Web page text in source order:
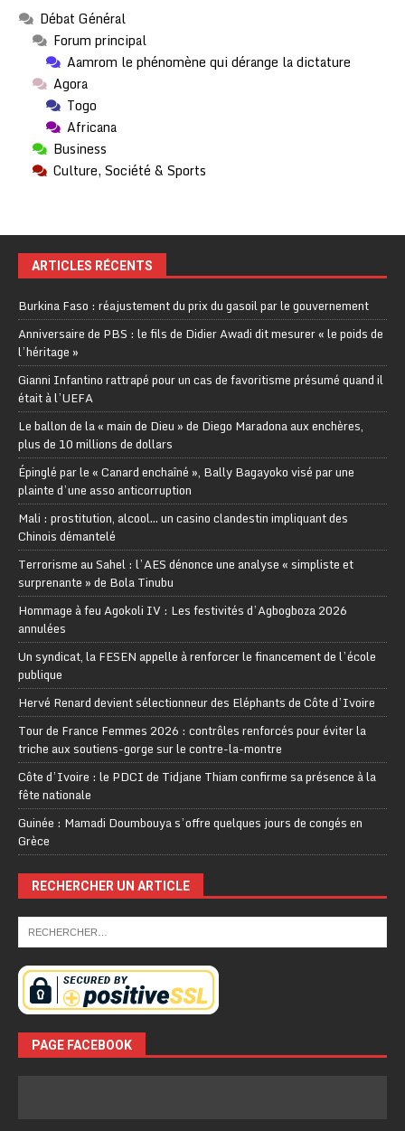
Débat Général
Forum principal
Aamrom le phénomène qui dérange la dictature
Agora
Togo
Africana
Business
Culture, Société & Sports
ARTICLES RÉCENTS
Burkina Faso : réajustement du prix du gasoil par le gouvernement
Anniversaire de PBS : le fils de Didier Awadi dit mesurer « le poids de
l’héritage »
Gianni Infantino rattrapé pour un cas de favoritisme présumé quand il
était à l’UEFA
Le ballon de la « main de Dieu » de Diego Maradona aux enchères,
plus de 10 millions de dollars
Épinglé par le « Canard enchaîné », Bally Bagayoko visé par une
plainte d’une asso anticorruption
Mali : prostitution, alcool… un casino clandestin impliquant des
Chinois démantelé
Terrorisme au Sahel : l’AES dénonce une analyse « simpliste et
surprenante » de Bola Tinubu
Hommage à feu Agokoli IV : Les festivités d’Agbogboza 2026
annulées
Un syndicat, la FESEN appelle à renforcer le financement de l’école
publique
Hervé Renard devient sélectionneur des Eléphants de Côte d’Ivoire
Tour de France Femmes 2026 : contrôles renforcés pour éviter la
triche aux soutiens-gorge sur le contre-la-montre
Côte d’Ivoire : le PDCI de Tidjane Thiam confirme sa présence à la
fête nationale
Guinée : Mamadi Doumbouya s’offre quelques jours de congés en
Grèce
RECHERCHER UN ARTICLE
PAGE FACEBOOK